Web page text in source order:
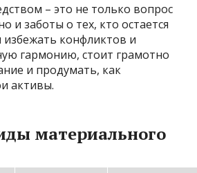
– это не только вопрос
и заботы о тех, кто остается
избежать конфликтов и
гармонию, стоит грамотно
и продумать, как
активы.
материального